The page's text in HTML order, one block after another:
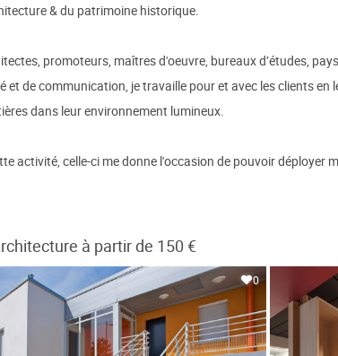
& du patrimoine historique.
promoteurs, maîtres d'oeuvre, bureaux d’études,
et de communication, je travaille pour et avec les clients
dans leur environnement lumineux.
activité, celle-ci me donne l'occasion de pouvoir déployer
à partir de 150 €
0